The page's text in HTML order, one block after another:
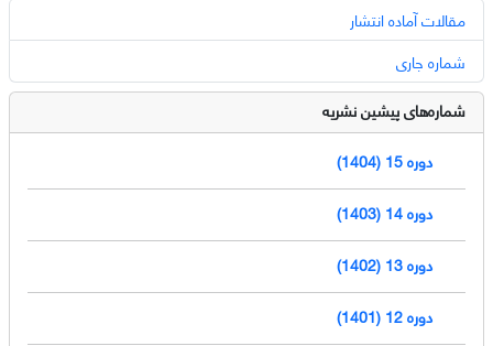
مقالات آماده انتشار
شماره جاری
شماره‌های پیشین نشریه
دوره 15 (1404)
دوره 14 (1403)
دوره 13 (1402)
دوره 12 (1401)